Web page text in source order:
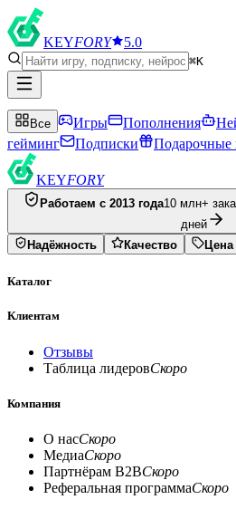
KEYFORY 5.0
⌘K
Все Игры Пополнения
гейминг
Подписки Подарочные
KEYFORY
Работаем с 2013 года10 млн+
дней
Надёжность
Качество Цена
Каталог
Клиентам
Отзывы
Таблица лидеровСкоро
Компания
О насСкоро
МедиаСкоро
Партнёрам B2BСкоро
Реферальная программаСкоро